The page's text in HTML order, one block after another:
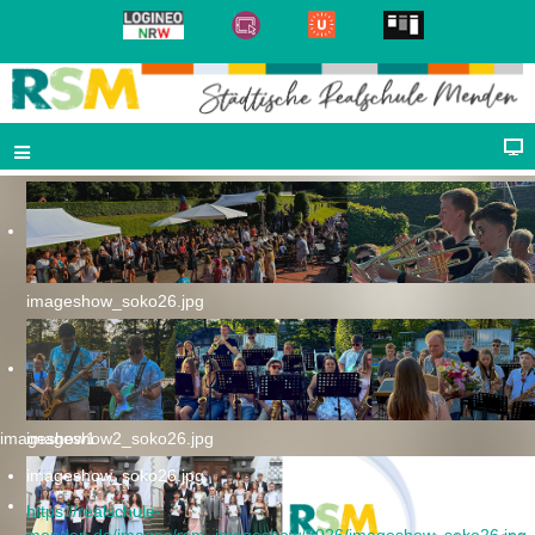
imageshow_soko26.jpg
imageshow2_soko26.jpg
imageshow1
imageshow_soko26.jpg
https://realschule-